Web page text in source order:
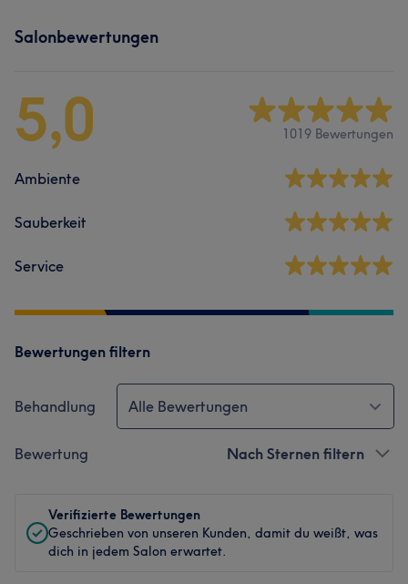
Salonbewertungen
5,0 1019 Bewertungen
Ambiente
Sauberkeit
Service
Bewertungen filtern
Behandlung Alle Bewertungen
Bewertung Nach Sternen filtern
Verifizierte Bewertungen
Geschrieben von unseren Kunden, damit du weißt, was
dich in jedem Salon erwartet.